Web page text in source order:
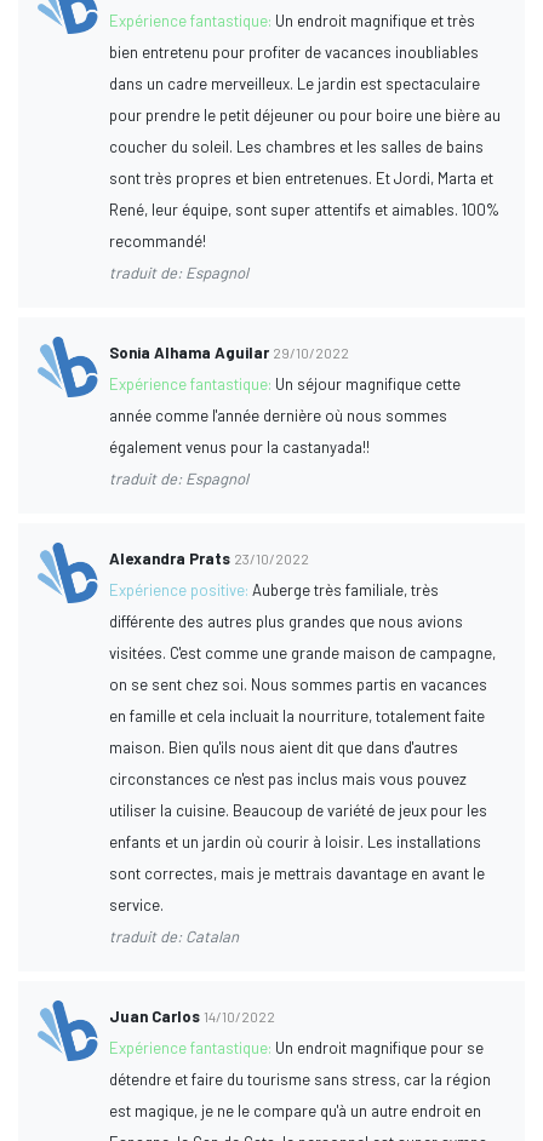
Expérience fantastique: Un endroit magnifique et très
bien entretenu pour profiter de vacances inoubliables
dans un cadre merveilleux. Le jardin est spectaculaire
pour prendre le petit déjeuner ou pour boire une bière au
coucher du soleil. Les chambres et les salles de bains
sont très propres et bien entretenues. Et Jordi, Marta et
René, leur équipe, sont super attentifs et aimables. 100%
recommandé!
traduit de: Espagnol
Sonia Alhama Aguilar 29/10/2022
Expérience fantastique: Un séjour magnifique cette
année comme l'année dernière où nous sommes
également venus pour la castanyada!!
traduit de: Espagnol
Alexandra Prats 23/10/2022
Expérience positive:Auberge très familiale, très
différente des autres plus grandes que nous avions
visitées. C'est comme une grande maison de campagne,
on se sent chez soi. Nous sommes partis en vacances
en famille et cela incluait la nourriture, totalement faite
maison. Bien qu'ils nous aient dit que dans d'autres
circonstances ce n'est pas inclus mais vous pouvez
utiliser la cuisine. Beaucoup de variété de jeux pour les
enfants et un jardin où courir à loisir. Les installations
sont correctes, mais je mettrais davantage en avant le
service.
traduit de: Catalan
Juan Carlos 14/10/2022
Expérience fantastique: Un endroit magnifique pour se
détendre et faire du tourisme sans stress, car la région
est magique, je ne le compare qu'à un autre endroit en